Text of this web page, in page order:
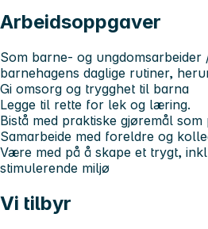
Arbeidsoppgaver
Som barne- og ungdomsarbeider
barnehagens daglige rutiner,
Gi omsorg og trygghet til barna
Legge til rette for lek og læring.
Bistå med praktiske gjøremål
Samarbeide med foreldre og
Være med på å skape et trygt,
stimulerende miljø
Vi tilbyr